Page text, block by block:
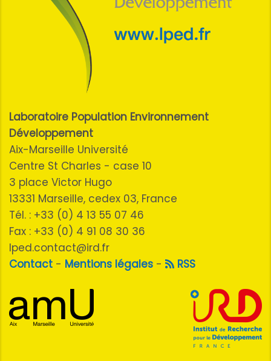
Laboratoire Population Environnement
Développement
Aix-Marseille Université
Centre St Charles - case 10
3 place Victor Hugo
13331 Marseille, cedex 03, France
Tél. : +33 (0) 4 13 55 07 46
Fax : +33 (0) 4 91 08 30 36
lped.contact@ird.fr
Contact - Mentions légales - RSS